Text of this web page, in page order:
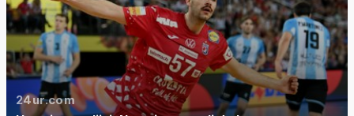
24ur.com